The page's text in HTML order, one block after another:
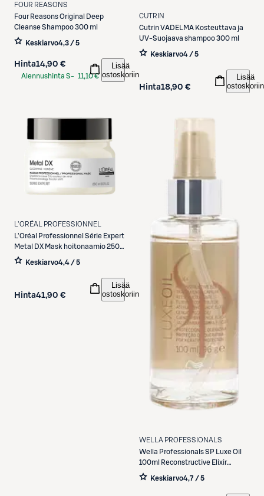
FOUR REASONS
Four ReasonsOriginal Deep
Cleanse Shampoo 300 ml
Keskiarvo4,3 / 5
Hinta14,90 €
Alennushinta S- 11,10 €
Lisää
ostoskoriin
CUTRIN
CutrinVADELMA Kosteuttava ja
UV-Suojaava shampoo 300 ml
Keskiarvo4 / 5
Hinta18,90 €
Lisää
ostoskoriin
L'ORÉAL PROFESSIONNEL
L'Oréal Professionnel Série Expert
Metal DX Mask hoitonaamio 250
ml
Keskiarvo4,4 / 5
Hinta41,90 €
Lisää
ostoskoriin
WELLA PROFESSIONALS
Wella ProfessionalsSP Luxe Oil
100ml Reconstructive Elixir
hiusöljy
Keskiarvo4,7 / 5